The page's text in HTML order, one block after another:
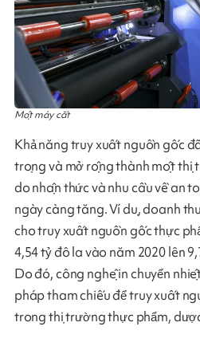
Một máy cắt
Khả năng truy xuất nguồn gốc
trọng và mở rộng thành một thị
do nhận thức và nhu cầu về an
ngày càng tăng. Ví dụ, doanh
cho truy xuất nguồn gốc thực
4,54 tỷ đô la vào năm 2020 lên
Do đó, công nghệ in chuyển
pháp tham chiếu để truy xuất
trong thị trường thực phẩm,